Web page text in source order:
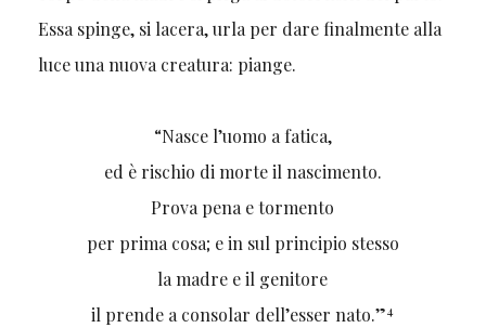
Essa spinge, si lacera, urla per dare finalmente alla
luce una nuova creatura: piange.
“Nasce l’uomo a fatica,
ed è rischio di morte il nascimento.
Prova pena e tormento
per prima cosa; e in sul principio stesso
la madre e il genitore
il prende a consolar dell’esser nato.”4